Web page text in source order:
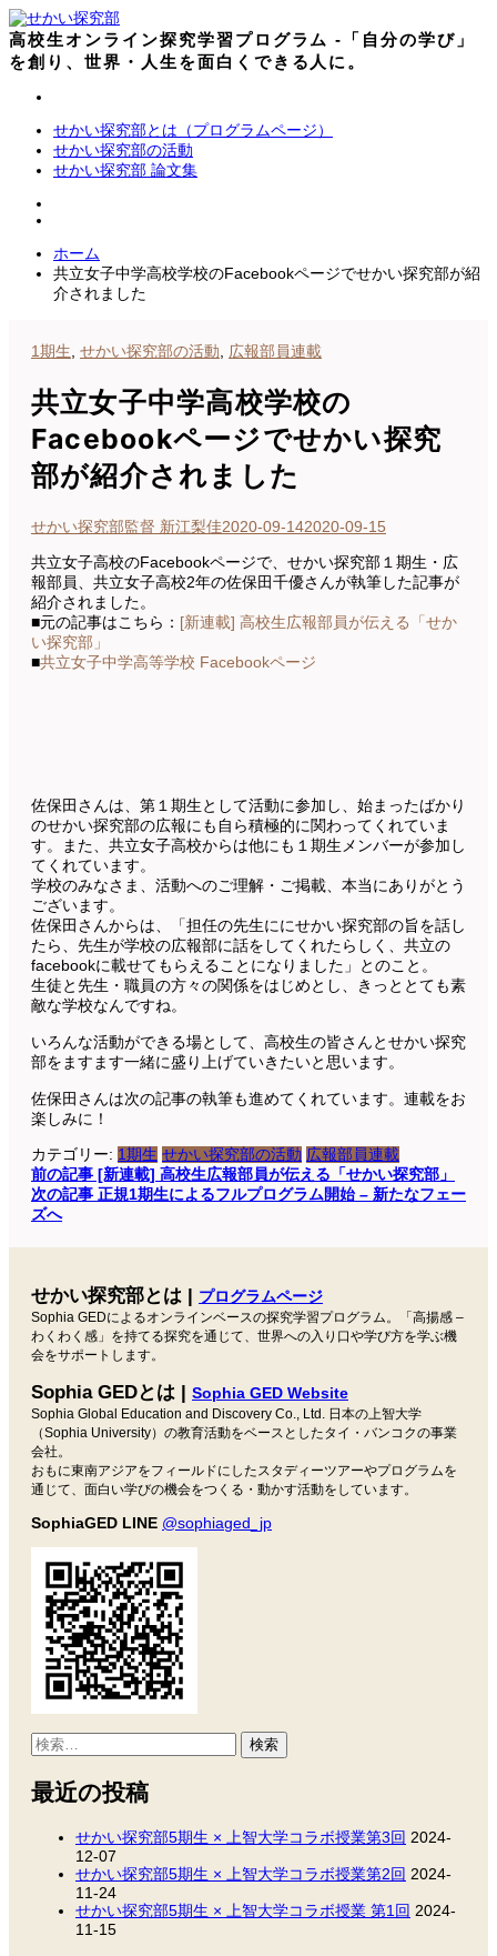
コ
ン
テ
高校生オンライン探究学習プログラム -「自分の学び」
を創り、世界・人生を面白くできる人に。
せかい探究部とは（プログラムページ）
せかい探究部の活動
せかい探究部 論文集
ホーム
共立女子中学高校学校のFacebookページでせかい探究部が紹
介されました
1期生 せかい探究部の活動 広報部員連載
共立女子中学高校学校の
Facebookページでせかい探究
部が紹介されました
せかい探究部監督 新江梨佳2020-09-142020-09-15
共立女子高校のFacebookページで、せかい探究部１期生・広
報部員、共立女子高校2年の佐保田千優さんが執筆した記事が
紹介されました。
■元の記事はこちら： [新連載] 高校生広報部員が伝える「せか
い探究部」
■共立女子中学高等学校 Facebookページ
佐保田さんは、第１期生として活動に参加し、始まったばかり
のせかい探究部の広報にも自ら積極的に関わってくれていま
す。また、共立女子高校からは他にも１期生メンバーが参加し
てくれています。
学校のみなさま、活動へのご理解・ご掲載、本当にありがとう
ございます。
佐保田さんからは、「担任の先生ににせかい探究部の旨を話し
たら、先生が学校の広報部に話をしてくれたらしく、共立の
facebookに載せてもらえることになりました」とのこと。
生徒と先生・職員の方々の関係をはじめとし、きっととても素
敵な学校なんですね。
いろんな活動ができる場として、高校生の皆さんとせかい探究
部をますます一緒に盛り上げていきたいと思います。
佐保田さんは次の記事の執筆も進めてくれています。連載をお
楽しみに！
カテゴリー: 1期生 せかい探究部の活動 広報部員連載
投
稿
ナ
ゲ
ー
シ
ョ
ン
前の記事 [新連載] 高校生広報部員が伝える「せかい探究部」
次の記事 正規1期生によるフルプログラム開始 – 新たなフェー
ズへ
せかい探究部とは | プログラムページ
Sophia GEDによるオンラインベースの探究学習プログラム。「高揚感 –
わくわく感」を持てる探究を通じて、世界への入り口や学び方を学ぶ機
会をサポートします。
Sophia GEDとは | Sophia GED Website
Sophia Global Education and Discovery Co., Ltd. 日本の上智大学
（Sophia University）の教育活動をベースとしたタイ・バンコクの事業
会社。
おもに東南アジアをフィールドにしたスタディーツアーやプログラムを
通じて、面白い学びの機会をつくる・動かす活動をしています。
SophiaGED LINE @sophiaged_jp
検
索:
最近の投稿
せかい探究部5期生 × 上智大学コラボ授業第3回 2024-
12-07
せかい探究部5期生 × 上智大学コラボ授業第2回 2024-
11-24
せかい探究部5期生 × 上智大学コラボ授業 第1回 2024-
11-15